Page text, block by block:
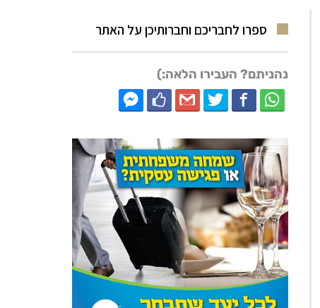
ספרו לחבריכם וחברותיכן על האתר
נהניתם? העבירו הלאה:)